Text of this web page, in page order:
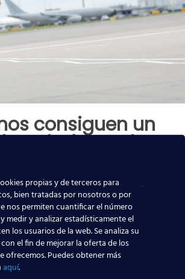
consiguen un
trabajo en el
¡Enhorabuena!
con un total de 18 nuevas
las compañías de Azul Handling,
¡Enhorabuena a nuestros
Aviation[…]
propias y de terceros para
bien tratadas por nosotros o por
nos permiten cuantificar el número
medir y analizar estadísticamente el
los usuarios de la web. Se analiza su
el fin de mejorar la oferta de los
ofrecemos. Puedes obtener más
aquí.